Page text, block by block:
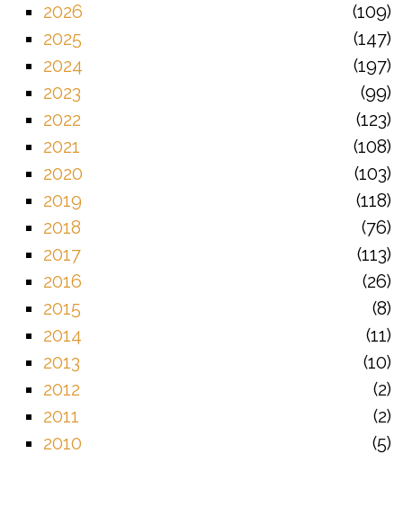
2026
109
2025
147
2024
197
2023
99
2022
123
2021
108
2020
103
2019
118
2018
76
2017
113
2016
26
2015
8
2014
11
2013
10
2012
2
2011
2
2010
5